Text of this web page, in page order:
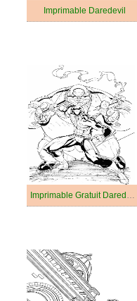
Imprimable Daredevil
Imprimable Gratuit Daredevil